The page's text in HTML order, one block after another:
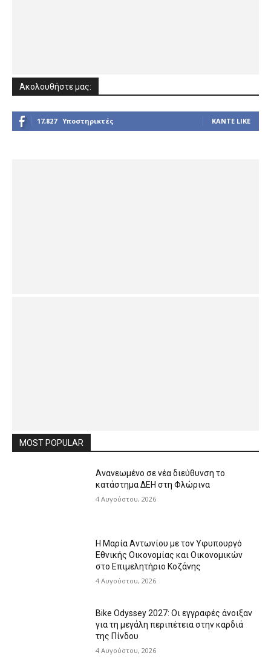
Ακολουθήστε μας:
17,827 Υποστηρικτές ΚΆΝΤΕ LIKE
MOST POPULAR
Ανανεωμένο σε νέα διεύθυνση το
κατάστημα ΔΕΗ στη Φλώρινα
4 Αυγούστου, 2026
Η Μαρία Αντωνίου με τον Υφυπουργό
Εθνικής Οικονομίας και Οικονομικών
στο Επιμελητήριο Κοζάνης
4 Αυγούστου, 2026
Bike Odyssey 2027: Οι εγγραφές άνοιξαν
για τη μεγάλη περιπέτεια στην καρδιά
της Πίνδου
4 Αυγούστου, 2026